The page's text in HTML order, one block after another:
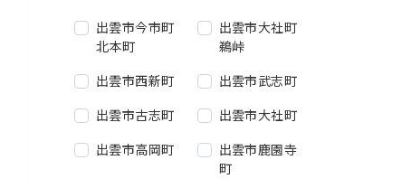
出雲市今市町
北本町
出雲市大社町
鵜峠
出雲市西新町
出雲市武志町
出雲市古志町
出雲市大社町
出雲市高岡町
出雲市鹿園寺
町